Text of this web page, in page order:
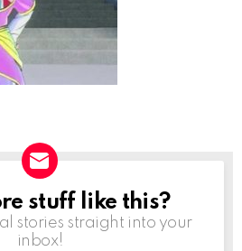
stuff like this?
stories straight into your
inbox!